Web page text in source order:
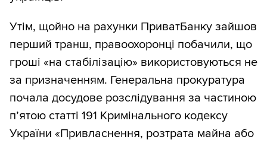
Утім, щойно на рахунки ПриватБанку зайшов
перший транш, правоохоронці побачили, що
гроші «на стабілізацію» використовуються не
за призначенням. Генеральна прокуратура
почала досудове розслідування за частиною
п’ятою статті 191 Кримінального кодексу
України «Привласнення, розтрата майна або